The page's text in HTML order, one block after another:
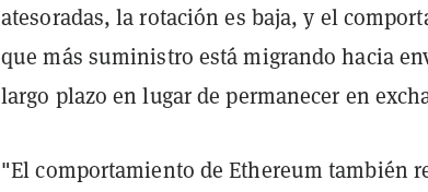
atesoradas, la rotación es baja, y el
que más suministro está migrando hacia
largo plazo en lugar de permanecer en
"El comportamiento de Ethereum también